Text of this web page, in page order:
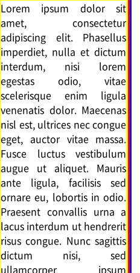
Lorem ipsum dolor sit
amet, consectetur
adipiscing elit. Phasellus
imperdiet, nulla et dictum
interdum, nisi lorem
egestas odio, vitae
scelerisque enim ligula
venenatis dolor. Maecenas
nisl est, ultrices nec congue
eget, auctor vitae massa.
Fusce luctus vestibulum
augue ut aliquet. Mauris
ante ligula, facilisis sed
ornare eu, lobortis in odio.
Praesent convallis urna a
lacus interdum ut hendrerit
risus congue. Nunc sagittis
dictum nisi, sed
ullamcorper ipsum